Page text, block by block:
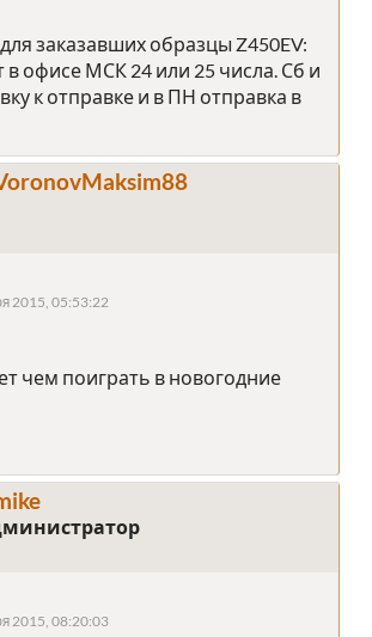
заказавших образцы Z450EV:
в офисе МСК 24 или 25 числа. Сб и
к отправке и в ПН отправка в
2015, 05:53:22
чем поиграть в новогодние
2015, 08:20:03